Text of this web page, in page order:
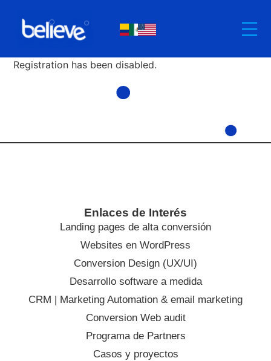
Registration has been disabled.
Enlaces de Interés
Landing pages de alta conversión
Websites en WordPress
Conversion Design (UX/UI)
Desarrollo software a medida
CRM | Marketing Automation & email marketing
Conversion Web audit
Programa de Partners
Casos y proyectos